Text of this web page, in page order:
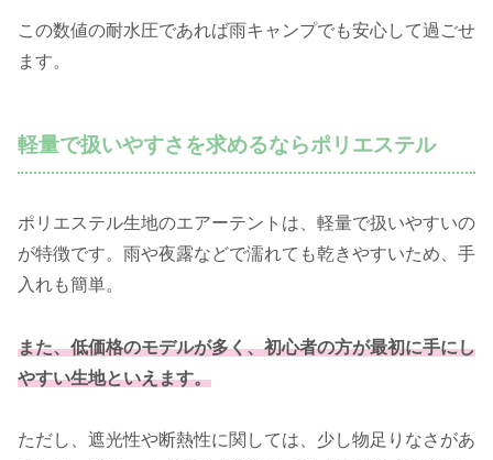
この数値の耐水圧であれば雨キャンプでも安心して過ごせ
ます。
軽量で扱いやすさを求めるならポリエステル
ポリエステル生地のエアーテントは、軽量で扱いやすいの
が特徴です。雨や夜露などで濡れても乾きやすいため、手
入れも簡単。
また、低価格のモデルが多く、初心者の方が最初に手にし
やすい生地といえます。
ただし、遮光性や断熱性に関しては、少し物足りなさがあ